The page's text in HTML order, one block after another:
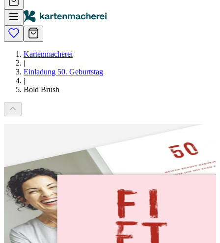
Kartenmacherei
|
Einladung 50. Geburtstag
|
Bold Brush